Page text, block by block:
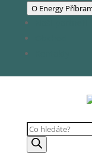
O Energy
Products
search